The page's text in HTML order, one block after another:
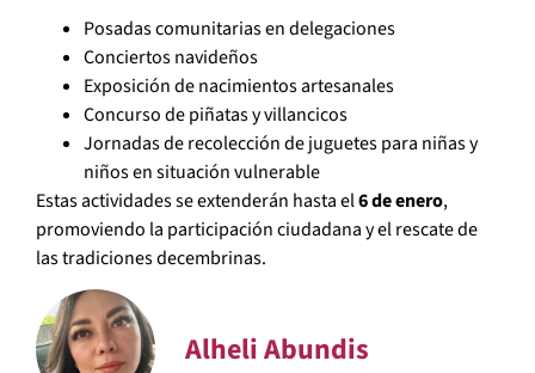
Posadas comunitarias en delegaciones
Conciertos navideños
Exposición de nacimientos artesanales
Concurso de piñatas y villancicos
Jornadas de recolección de juguetes para niñas y
niños en situación vulnerable
Estas actividades se extenderán hasta el6 de enero,
promoviendo la participación ciudadana y el rescate de
las tradiciones decembrinas.
Alheli Abundis